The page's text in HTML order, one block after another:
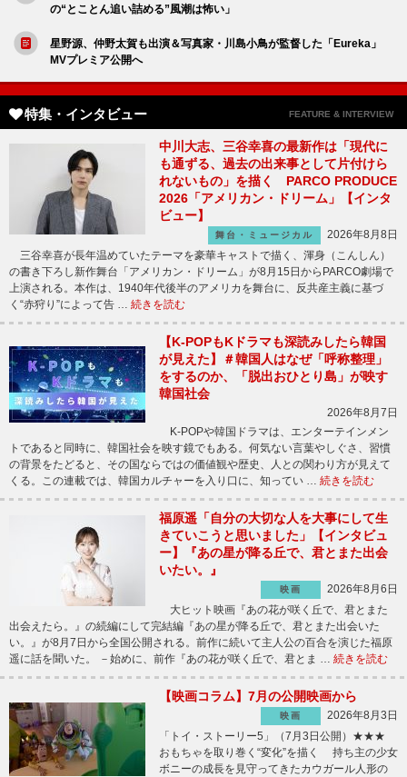
の“とことん追い詰める”風潮は怖い」
星野源、仲野太賀も出演＆写真家・川島小鳥が監督した「Eureka」
MVプレミア公開へ
特集・インタビュー FEATURE & INTERVIEW
中川大志、三谷幸喜の最新作は「現代に
も通ずる、過去の出来事として片付けら
れないもの」を描く PARCO PRODUCE
2026「アメリカン・ドリーム」【インタ
ビュー】
舞台・ミュージカル
2026年8月8日
三谷幸喜が長年温めていたテーマを豪華キャストで描く、渾身（こんしん）
の書き下ろし新作舞台「アメリカン・ドリーム」が8月15日からPARCO劇場で
上演される。本作は、1940年代後半のアメリカを舞台に、反共産主義に基づ
く“赤狩り”によって告 … 続きを読む
【K-POPもKドラマも深読みしたら韓国
が見えた】＃韓国人はなぜ「呼称整理」
をするのか、「脱出おひとり島」が映す
韓国社会
2026年8月7日
K-POPや韓国ドラマは、エンターテインメン
トであると同時に、韓国社会を映す鏡でもある。何気ない言葉やしぐさ、習慣
の背景をたどると、その国ならではの価値観や歴史、人との関わり方が見えて
くる。この連載では、韓国カルチャーを入り口に、知ってい … 続きを読む
福原遥「自分の大切な人を大事にして生
きていこうと思いました」【インタビュ
ー】『あの星が降る丘で、君とまた出会
いたい。』
映画
2026年8月6日
大ヒット映画『あの花が咲く丘で、君とまた
出会えたら。』の続編にして完結編『あの星が降る丘で、君とまた出会いた
い。』が8月7日から全国公開される。前作に続いて主人公の百合を演じた福原
遥に話を聞いた。 －始めに、前作『あの花が咲く丘で、君とま … 続きを読む
【映画コラム】7月の公開映画から
映画
2026年8月3日
「トイ・ストーリー5」（7月3日公開）★★★
おもちゃを取り巻く“変化”を描く 持ち主の少女
ボニーの成長を見守ってきたカウガール人形の